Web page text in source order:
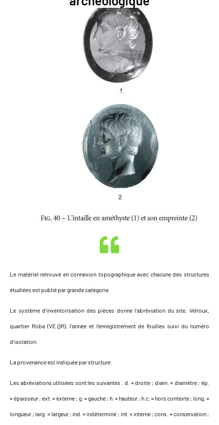
Le matériel retrouvé en connexion topographique avec chacune des structures
étudiées est publié par grande catégorie.
Le système d’inventorisation des pièces donne l’abréviation du site, Velroux,
quartier Roba (VE.QR), l’année et l’enregistrement de fouilles suivi du numéro
d’isolation.
La provenance est indiquée par structure.
Les abréviations utilisées sont les suivantes : d. = droite ; diam. = diamètre ; ép.
= épaisseur ; ext. = externe ; g. = gauche ; h. = hauteur ; h.c. = hors contexte ; long. =
longueur ; larg. = largeur ; ind. = indéterminé ; int. = interne ; cons. = conservation ;